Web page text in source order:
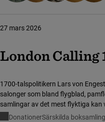
London Calling
27 mars 2026
1700-talspolitikern Lars von
salonger som bland flygblad,
samlingar av det mest flyktiga
värld som annars hade gått
DonationerSärskilda